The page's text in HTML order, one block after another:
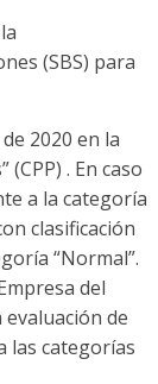
(SBS) para
2020 en la
. En caso
a la categoría
clasificación
“Normal”.
del
evaluación de
las categorías